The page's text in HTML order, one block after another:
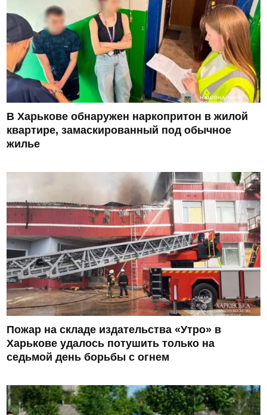
В Харькове обнаружен наркопритон в жилой
квартире, замаскированный под обычное
жилье
Пожар на складе издательства «Утро» в
Харькове удалось потушить только на
седьмой день борьбы с огнем